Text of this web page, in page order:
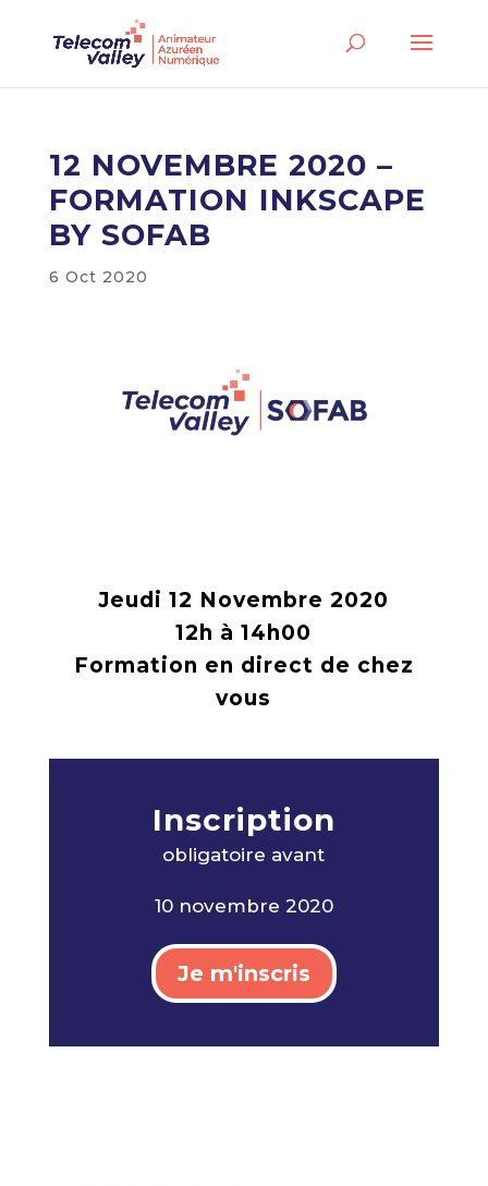
12 NOVEMBRE 2020 –
FORMATION INKSCAPE
BY SOFAB
6 Oct 2020
Jeudi 12 Novembre 2020
12h à 14h00
Formation en direct de chez
vous
Inscription
obligatoire avant
10 novembre 2020
Je m'inscris